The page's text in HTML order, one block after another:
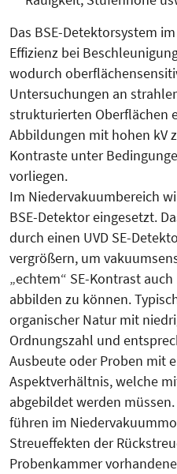
Das BSE-Detektorsystem
Effizienz bei
wodurch
Untersuchungen an
strukturierten Oberflächen
Abbildungen mit hohen kV
Kontraste unter
vorliegen.
Im Niedervakuumbereich
BSE-Detektor eingesetzt.
durch einen UVD SE-
vergrößern, um
„echtem“ SE-Kontrast
abbilden zu können.
organischer Natur mit
Ordnungszahl und
Ausbeute oder Proben mit
Aspektverhältnis, welche
abgebildet werden
führen im
Streueffekten der
Probenkammer